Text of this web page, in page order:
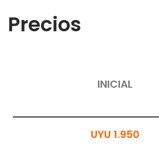
Precios
INICIAL
UYU 1.950